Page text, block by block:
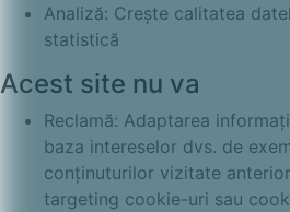
Analiză: Crește calitatea
statistică
Acest site nu va
Reclamă: Adaptarea
baza intereselor dvs. de
conținuturilor vizitate
targeting cookie-uri sau